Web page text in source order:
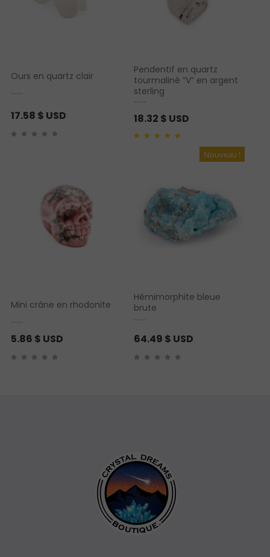
Ours en quartz clair
17.58 $ USD
Pendentif en quartz
tourmaliné ”V” en argent
sterling
18.32 $ USD
Mini crâne en rhodonite
5.86 $ USD
Nouveau !
Hémimorphite bleue
brute
64.49 $ USD